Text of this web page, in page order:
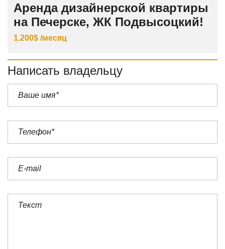
Аренда дизайнерской квартиры
на Печерске, ЖК Подвысоцкий!
1.200$ /месяц
Написать владельцу